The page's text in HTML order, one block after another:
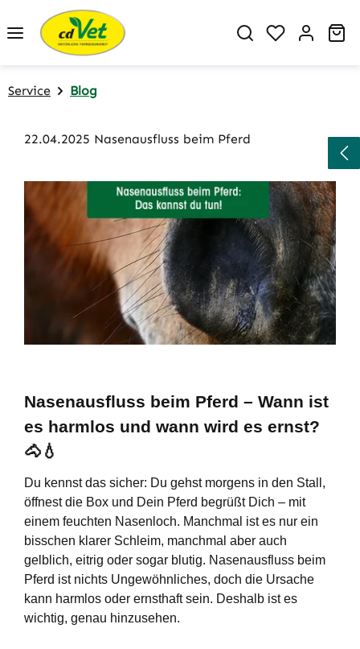
Zum Hauptinhalt springen
Du hast 0
Service Blog
22.04.2025 Nasenausfluss beim Pferd
Nasenausfluss beim Pferd – Wann ist
es harmlos und wann wird es ernst?
🐴💧
Du kennst das sicher: Du gehst morgens in den Stall,
öffnest die Box und Dein Pferd begrüßt Dich – mit
einem feuchten Nasenloch. Manchmal ist es nur ein
bisschen klarer Schleim, manchmal aber auch
gelblich, eitrig oder sogar blutig. Nasenausfluss beim
Pferd ist nichts Ungewöhnliches, doch die Ursache
kann harmlos oder ernsthaft sein. Deshalb ist es
wichtig, genau hinzusehen.